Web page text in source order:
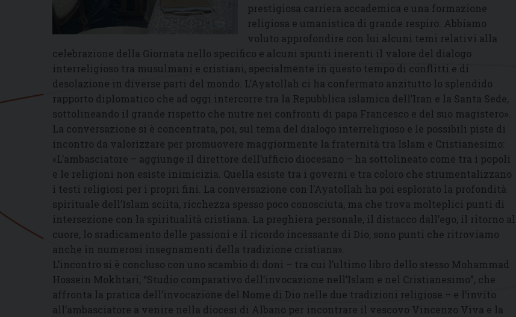
prestigiosa carriera accademica e una formazione
religiosa e umanistica di grande respiro. Abbiamo
voluto approfondire con lui alcuni temi relativi alla
celebrazione della Giornata nello specifico e alcuni spunti inerenti il valore del dialogo
interreligioso tra musulmani e cristiani, specialmente in questo tempo di conflitti e di
desolazione in diverse parti del mondo. L’Ayatollah ci ha confermato anzitutto lo splendido
rapporto diplomatico che ad oggi intercorre tra la Repubblica islamica dell’Iran e la Santa Sede,
sottolineando il grande rispetto che nutre nei confronti di papa Francesco e del suo magistero».
La conversazione si è concentrata, poi, sul tema del dialogo interreligioso e le possibili piste di
incontro da valorizzare per promuovere maggiormente la fraternità tra Islam e Cristianesimo:
«L’ambasciatore – aggiunge il direttore dell’ufficio diocesano – ha sottolineato come tra i popoli
e le religioni non esiste inimicizia. Quella esiste tra i governi e tra coloro che strumentalizzano
i testi religiosi per i propri fini. La conversazione con l’Ayatollah ha poi esplorato la profondità
spirituale dell’Islam sciita, ricchezza spesso poco conosciuta, ma che trova molteplici punti di
intersezione con la spiritualità cristiana. La preghiera personale, il distacco dall’ego, il ritorno al
cuore, lo sradicamento delle passioni e il ricordo incessante di Dio, sono punti che ritroviamo
anche in numerosi insegnamenti della tradizione cristiana».
L’incontro si è concluso con uno scambio di doni – tra cui l’ultimo libro dello stesso Mohammad
Hossein Mokhtari, “Studio comparativo dell’invocazione nell’Islam e nel Cristianesimo”, che
affronta la pratica dell’invocazione del Nome di Dio nelle due tradizioni religiose – e l’invito
all’ambasciatore a venire nella diocesi di Albano per incontrare il vescovo Vincenzo Viva e la